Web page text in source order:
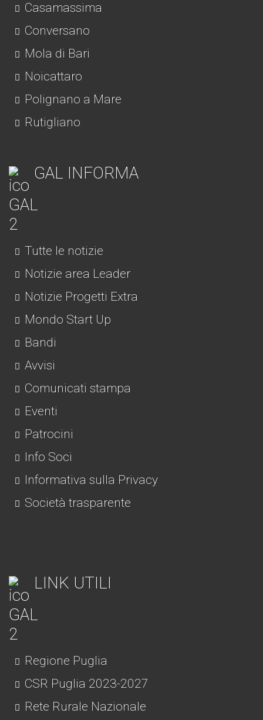
Casamassima
Conversano
Mola di Bari
Noicattaro
Polignano a Mare
Rutigliano
GAL INFORMA
Tutte le notizie
Notizie area Leader
Notizie Progetti Extra
Mondo Start Up
Bandi
Avvisi
Comunicati stampa
Eventi
Patrocini
Info Soci
Informativa sulla Privacy
Società trasparente
LINK UTILI
Regione Puglia
CSR Puglia 2023-2027
Rete Rurale Nazionale